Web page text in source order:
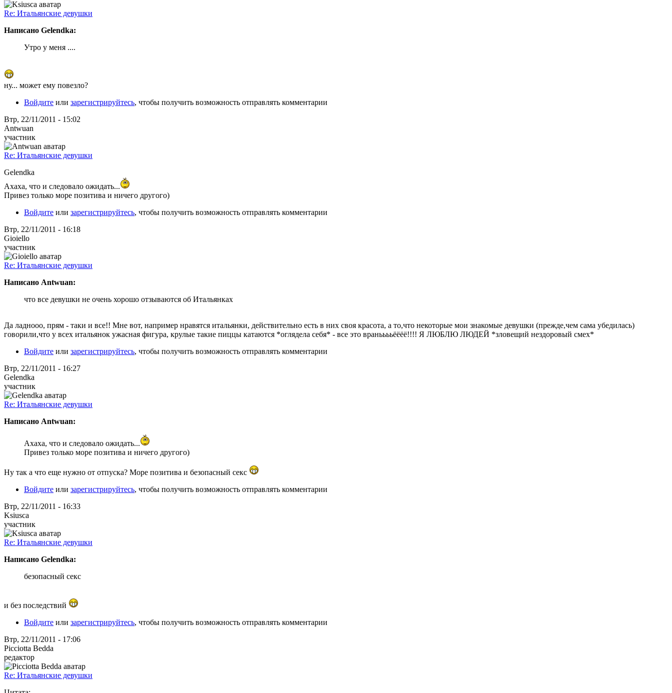
Re: Итальянские девушки
Написано Gelendka:
Утро у меня ....
ну... может ему повезло?
Войдите или зарегистрируйтесь, чтобы получить возможность отправлять комментарии
Втр, 22/11/2011 - 15:02
Antwuan
участник
Re: Итальянские девушки
Gelendka
Ахаха, что и следовало ожидать...
Привез только море позитива и ничего другого)
Войдите или зарегистрируйтесь, чтобы получить возможность отправлять комментарии
Втр, 22/11/2011 - 16:18
Gioiello
участник
Re: Итальянские девушки
Написано Antwuan:
что все девушки не очень хорошо отзываются об Итальянках
Да ладнооо, прям - таки и все!! Мне вот, например нравятся итальянки, действительно есть в них своя красота, а то,что некоторые мои знакомые девушки (прежде,чем сама убедилась)
говорили,что у всех итальянок ужасная фигура, крулые такие пиццы катаются *оглядела себя* - все это вранььььёёёё!!!! Я ЛЮБЛЮ ЛЮДЕЙ *зловещий нездоровый смех*
Войдите или зарегистрируйтесь, чтобы получить возможность отправлять комментарии
Втр, 22/11/2011 - 16:27
Gelendka
участник
Re: Итальянские девушки
Написано Antwuan:
Ахаха, что и следовало ожидать...
Привез только море позитива и ничего другого)
Ну так а что еще нужно от отпуска? Море позитива и безопасный секс
Войдите или зарегистрируйтесь, чтобы получить возможность отправлять комментарии
Втр, 22/11/2011 - 16:33
Ksiusca
участник
Re: Итальянские девушки
Написано Gelendka:
безопасный секс
и без последствий
Войдите или зарегистрируйтесь, чтобы получить возможность отправлять комментарии
Втр, 22/11/2011 - 17:06
Picciotta Bedda
редактор
Re: Итальянские девушки